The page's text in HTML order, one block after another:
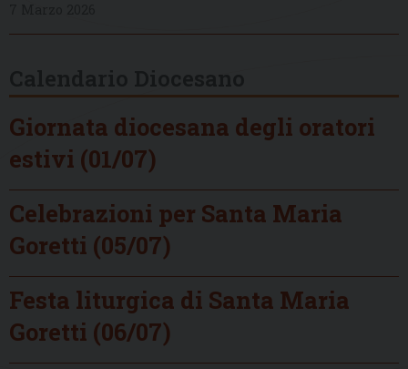
Giornata diocesana degli oratori
estivi (01/07)
Celebrazioni per Santa Maria
Goretti (05/07)
Festa liturgica di Santa Maria
Goretti (06/07)